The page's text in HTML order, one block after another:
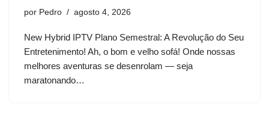
por Pedro agosto 4, 2026
New Hybrid IPTV Plano Semestral: A Revolução do Seu
Entretenimento! Ah, o bom e velho sofá! Onde nossas
melhores aventuras se desenrolam — seja
maratonando…